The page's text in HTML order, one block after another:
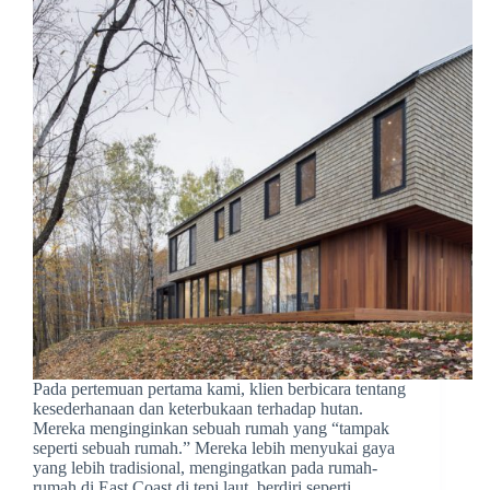
Pada pertemuan pertama kami, klien berbicara tentang
kesederhanaan dan keterbukaan terhadap hutan.
Mereka menginginkan sebuah rumah yang “tampak
seperti sebuah rumah.” Mereka lebih menyukai gaya
yang lebih tradisional, mengingatkan pada rumah-